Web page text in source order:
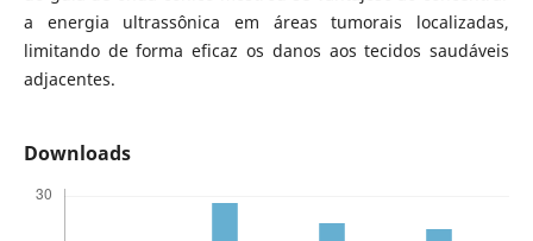
a energia ultrassônica em áreas tumorais localizadas,
limitando de forma eficaz os danos aos tecidos saudáveis
adjacentes.
Downloads